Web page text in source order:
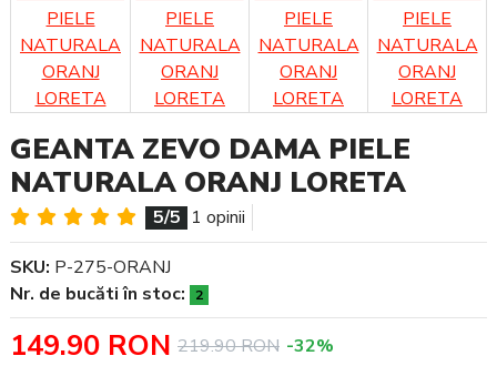
GEANTA ZEVO DAMA PIELE
NATURALA ORANJ LORETA
5/5 1 opinii
SKU: P-275-ORANJ
Nr. de bucăti în stoc:
2
149.90 RON 219.90 RON -32%